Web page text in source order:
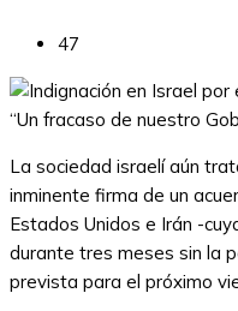
47
La sociedad israelí aún
inminente firma de un
Estados Unidos e Irán -
durante tres meses sin la
prevista para el próximo